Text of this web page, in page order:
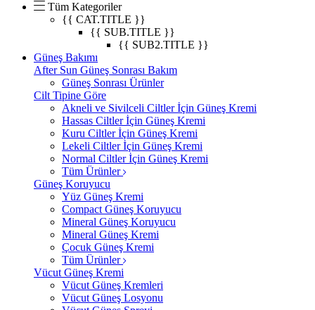
Tüm Kategoriler
{{ CAT.TITLE }}
{{ SUB.TITLE }}
{{ SUB2.TITLE }}
Güneş Bakımı
After Sun Güneş Sonrası Bakım
Güneş Sonrası Ürünler
Cilt Tipine Göre
Akneli ve Sivilceli Ciltler İçin Güneş Kremi
Hassas Ciltler İçin Güneş Kremi
Kuru Ciltler İçin Güneş Kremi
Lekeli Ciltler İçin Güneş Kremi
Normal Ciltler İçin Güneş Kremi
Tüm Ürünler
Güneş Koruyucu
Yüz Güneş Kremi
Compact Güneş Koruyucu
Mineral Güneş Koruyucu
Mineral Güneş Kremi
Çocuk Güneş Kremi
Tüm Ürünler
Vücut Güneş Kremi
Vücut Güneş Kremleri
Vücut Güneş Losyonu